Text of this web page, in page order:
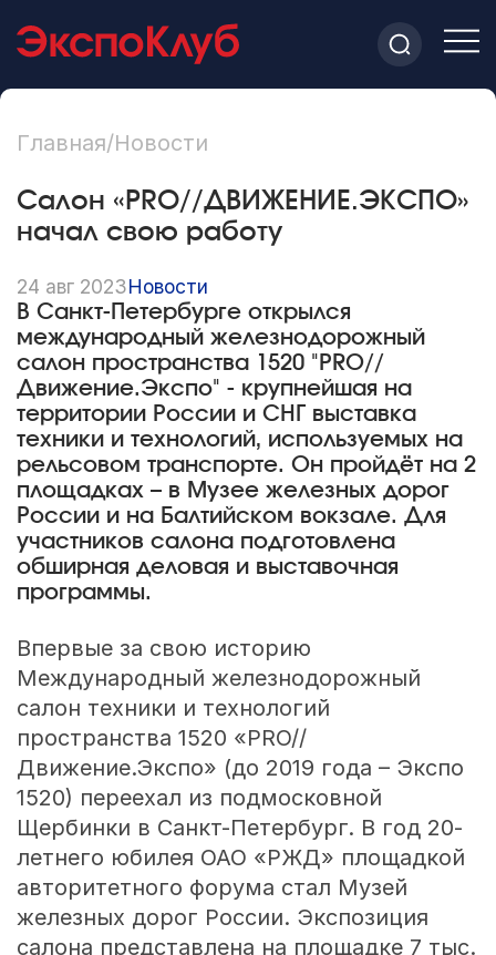
Главная/Новости
Салон «PRO//ДВИЖЕНИЕ.ЭКСПО»
начал свою работу
24 авг 2023Новости
В Санкт-Петербурге открылся
международный железнодорожный
салон пространства 1520 "PRO//
Движение.Экспо" - крупнейшая на
территории России и СНГ выставка
техники и технологий, используемых на
рельсовом транспорте. Он пройдёт на 2
площадках – в Музее железных дорог
России и на Балтийском вокзале. Для
участников салона подготовлена
обширная деловая и выставочная
программы.
Впервые за свою историю
Международный железнодорожный
салон техники и технологий
пространства 1520 «PRO//
Движение.Экспо» (до 2019 года – Экспо
1520) переехал из подмосковной
Щербинки в Санкт-Петербург. В год 20-
летнего юбилея ОАО «РЖД» площадкой
авторитетного форума стал Музей
железных дорог России. Экспозиция
салона представлена на площадке 7 тыс.